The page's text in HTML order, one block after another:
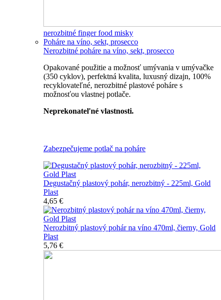
nerozbitné finger food misky
Poháre na víno, sekt, prosecco
Nerozbitné poháre na víno, sekt, prosecco
Opakované použitie a možnosť umývania v umývačke
(350 cyklov), perfektná kvalita, luxusný dizajn, 100%
recyklovateľné, nerozbitné plastové poháre s
možnosťou vlastnej potlače.
Neprekonateľné vlastnosti.
Zabezpečujeme potlač na poháre
Degustačný plastový pohár, nerozbitný - 225ml, Gold
Plast
4,65 €
Nerozbitný plastový pohár na víno 470ml, čierny, Gold
Plast
5,76 €